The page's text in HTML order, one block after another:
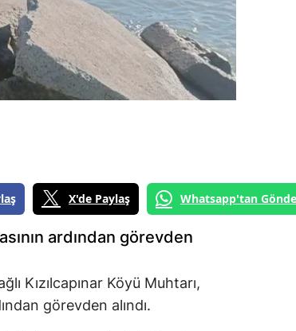
X'de Paylaş Whatsapp'tan
ardından görevden
Kızılcapınar Köyü Muhtarı,
görevden alındı.